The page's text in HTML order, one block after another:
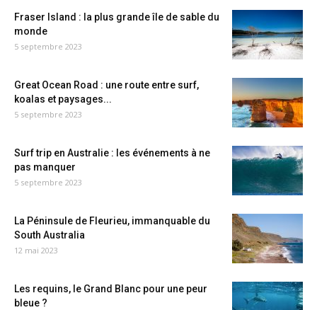
Fraser Island : la plus grande île de sable du
monde
5 septembre 2023
Great Ocean Road : une route entre surf,
koalas et paysages...
5 septembre 2023
Surf trip en Australie : les événements à ne
pas manquer
5 septembre 2023
La Péninsule de Fleurieu, immanquable du
South Australia
12 mai 2023
Les requins, le Grand Blanc pour une peur
bleue ?